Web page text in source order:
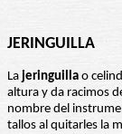
JERINGUILLA
La jeringuilla o
altura y da racimos
nombre del
tallos al quitarles la